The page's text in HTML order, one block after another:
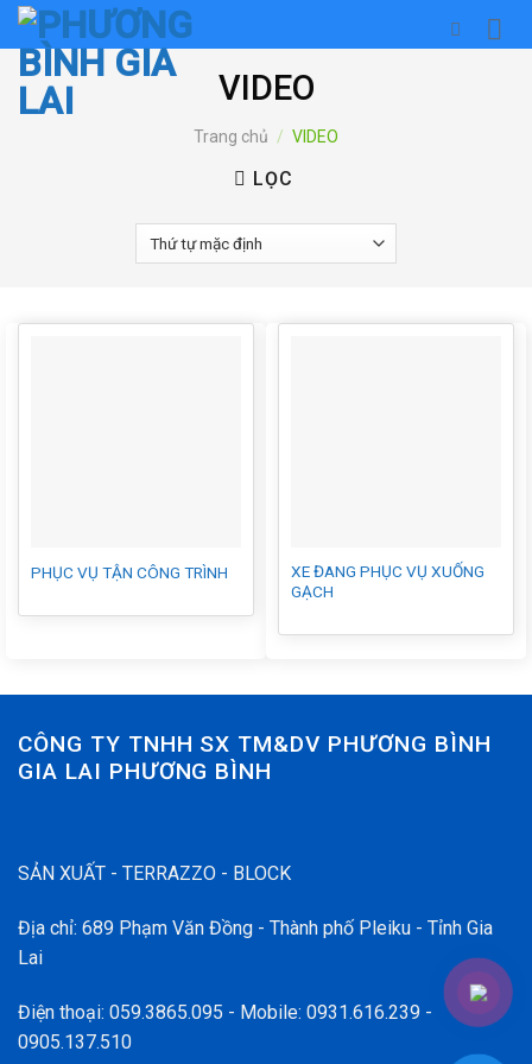
Skip
to
content
VIDEO
Trang chủ / VIDEO
LỌC
PHỤC VỤ TẬN CÔNG TRÌNH
XE ĐANG PHỤC VỤ XUỐNG
GẠCH
CÔNG TY TNHH SX TM&DV PHƯƠNG BÌNH
GIA LAI PHƯƠNG BÌNH
SẢN XUẤT - TERRAZZO - BLOCK
Địa chỉ: 689 Phạm Văn Đồng - Thành phố Pleiku - Tỉnh Gia
Lai
Điện thoại: 059.3865.095 - Mobile: 0931.616.239 -
0905.137.510